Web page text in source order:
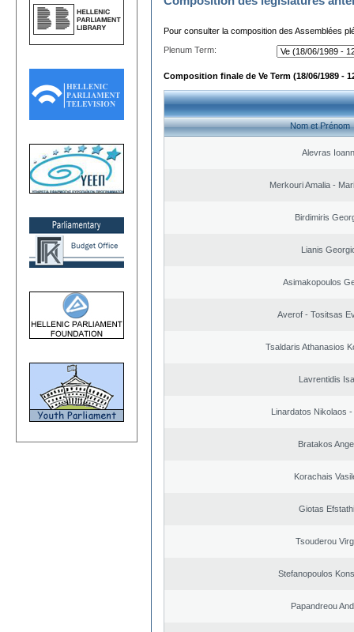
Pour consulter la composition des Assemblées
Plenum Term:
Composition finale de Ve Term (18/06/1989 -
Nom et Prénom
Alevras
Merkouri Amalia -
Birdimiris
Lianis
Asimakopoulos
Averof - Tositsas
Tsaldaris Athanasios
Lavrentidis
Linardatos Nikolaos
Bratakos
Korachais
Giotas
Tsouderou
Stefanopoulos
Papandreou